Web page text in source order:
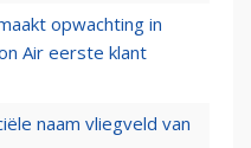
opwachting in
Air eerste klant
naam vliegveld van